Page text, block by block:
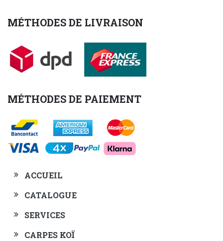
MÉTHODES DE LIVRAISON
MÉTHODES DE PAIEMENT
ACCUEIL
CATALOGUE
SERVICES
CARPES KOÏ